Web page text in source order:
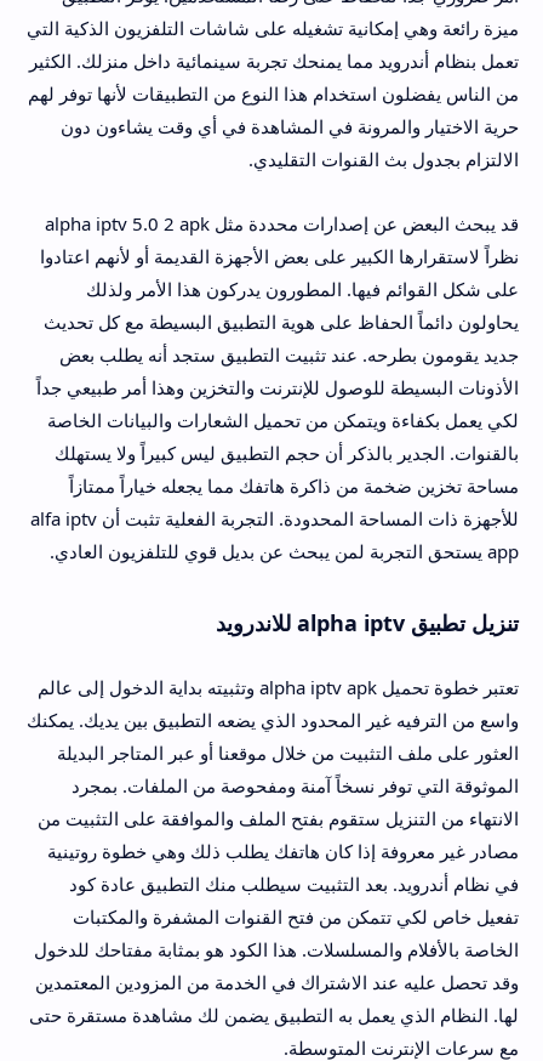
ميزة رائعة وهي إمكانية تشغيله على شاشات التلفزيون الذكية التي
تعمل بنظام أندرويد مما يمنحك تجربة سينمائية داخل منزلك. الكثير
من الناس يفضلون استخدام هذا النوع من التطبيقات لأنها توفر لهم
حرية الاختيار والمرونة في المشاهدة في أي وقت يشاءون دون
الالتزام بجدول بث القنوات التقليدي.
قد يبحث البعض عن إصدارات محددة مثل alpha iptv 5.0 2 apk
نظراً لاستقرارها الكبير على بعض الأجهزة القديمة أو لأنهم اعتادوا
على شكل القوائم فيها. المطورون يدركون هذا الأمر ولذلك
يحاولون دائماً الحفاظ على هوية التطبيق البسيطة مع كل تحديث
جديد يقومون بطرحه. عند تثبيت التطبيق ستجد أنه يطلب بعض
الأذونات البسيطة للوصول للإنترنت والتخزين وهذا أمر طبيعي جداً
لكي يعمل بكفاءة ويتمكن من تحميل الشعارات والبيانات الخاصة
بالقنوات. الجدير بالذكر أن حجم التطبيق ليس كبيراً ولا يستهلك
مساحة تخزين ضخمة من ذاكرة هاتفك مما يجعله خياراً ممتازاً
للأجهزة ذات المساحة المحدودة. التجربة الفعلية تثبت أن alfa iptv
app يستحق التجربة لمن يبحث عن بديل قوي للتلفزيون العادي.
تنزيل تطبيق alpha iptv للاندرويد
تعتبر خطوة تحميل alpha iptv apk وتثبيته بداية الدخول إلى عالم
واسع من الترفيه غير المحدود الذي يضعه التطبيق بين يديك. يمكنك
العثور على ملف التثبيت من خلال موقعنا أو عبر المتاجر البديلة
الموثوقة التي توفر نسخاً آمنة ومفحوصة من الملفات. بمجرد
الانتهاء من التنزيل ستقوم بفتح الملف والموافقة على التثبيت من
مصادر غير معروفة إذا كان هاتفك يطلب ذلك وهي خطوة روتينية
في نظام أندرويد. بعد التثبيت سيطلب منك التطبيق عادة كود
تفعيل خاص لكي تتمكن من فتح القنوات المشفرة والمكتبات
الخاصة بالأفلام والمسلسلات. هذا الكود هو بمثابة مفتاحك للدخول
وقد تحصل عليه عند الاشتراك في الخدمة من المزودين المعتمدين
لها. النظام الذي يعمل به التطبيق يضمن لك مشاهدة مستقرة حتى
مع سرعات الإنترنت المتوسطة.